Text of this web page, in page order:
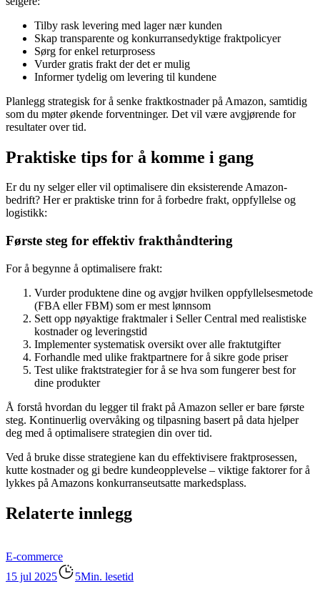
Tilby rask levering med lager nær kunden
Skap transparente og konkurransedyktige fraktpolicyer
Sørg for enkel returprosess
Vurder gratis frakt der det er mulig
Informer tydelig om levering til kundene
Planlegg strategisk for å senke fraktkostnader på Amazon, samtidig
som du møter økende forventninger. Det vil være avgjørende for
resultater over tid.
Praktiske tips for å komme i gang
Er du ny selger eller vil optimalisere din eksisterende Amazon-
bedrift? Her er praktiske trinn for å forbedre frakt, oppfyllelse og
logistikk:
Første steg for effektiv frakthåndtering
For å begynne å optimalisere frakt:
Vurder produktene dine og avgjør hvilken oppfyllelsesmetode
(FBA eller FBM) som er mest lønnsom
Sett opp nøyaktige fraktmaler i Seller Central med realistiske
kostnader og leveringstid
Implementer systematisk oversikt over alle fraktutgifter
Forhandle med ulike fraktpartnere for å sikre gode priser
Test ulike fraktstrategier for å se hva som fungerer best for
dine produkter
Å forstå hvordan du legger til frakt på Amazon seller er bare første
steg. Kontinuerlig overvåking og tilpasning basert på data hjelper
deg med å optimalisere strategien din over tid.
Ved å bruke disse strategiene kan du effektivisere fraktprosessen,
kutte kostnader og gi bedre kundeopplevelse – viktige faktorer for å
lykkes på Amazons konkurranseutsatte markedsplass.
Relaterte innlegg
E-commerce
15 jul 2025
5Min. lesetid